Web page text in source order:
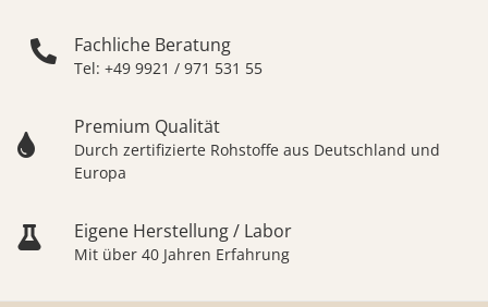
Fachliche Beratung
Tel: +49 9921 / 971 531 55
Premium Qualität
Durch zertifizierte Rohstoffe aus Deutschland und
Europa
Eigene Herstellung / Labor
Mit über 40 Jahren Erfahrung